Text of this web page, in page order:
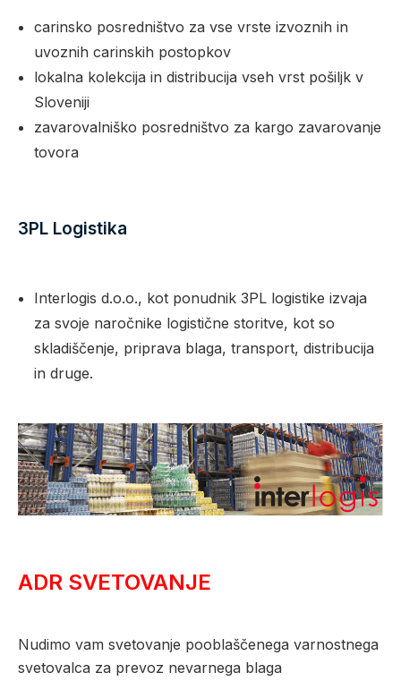
carinsko posredništvo za vse vrste izvoznih in
uvoznih carinskih postopkov
lokalna kolekcija in distribucija vseh vrst pošiljk v
Sloveniji
zavarovalniško posredništvo za kargo zavarovanje
tovora
3PL Logistika
Interlogis d.o.o., kot ponudnik 3PL logistike izvaja
za svoje naročnike logistične storitve, kot so
skladiščenje, priprava blaga, transport, distribucija
in druge.
ADR SVETOVANJE
Nudimo vam svetovanje pooblaščenega varnostnega
svetovalca za prevoz nevarnega blaga